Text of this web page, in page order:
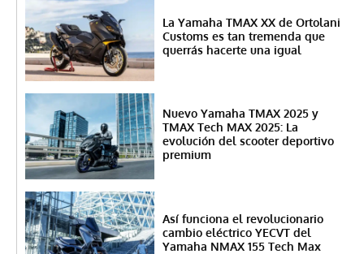
La Yamaha TMAX XX de Ortolani
Customs es tan tremenda que
querrás hacerte una igual
Nuevo Yamaha TMAX 2025 y
TMAX Tech MAX 2025: La
evolución del scooter deportivo
premium
Así funciona el revolucionario
cambio eléctrico YECVT del
Yamaha NMAX 155 Tech Max